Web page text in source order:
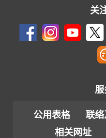
关
公用表格 联络
相关网址